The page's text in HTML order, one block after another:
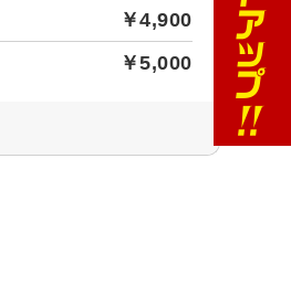
￥4,900
￥5,000